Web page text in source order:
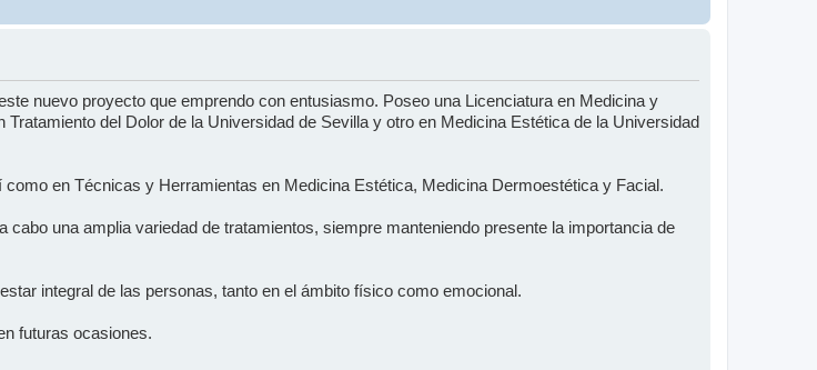
nuevo proyecto que emprendo con entusiasmo. Poseo una Licenciatura en Medicina y
del Dolor de la Universidad de Sevilla y otro en Medicina Estética de la Universidad
en Técnicas y Herramientas en Medicina Estética, Medicina Dermoestética y Facial.
una amplia variedad de tratamientos, siempre manteniendo presente la importancia de
integral de las personas, tanto en el ámbito físico como emocional.
futuras ocasiones.